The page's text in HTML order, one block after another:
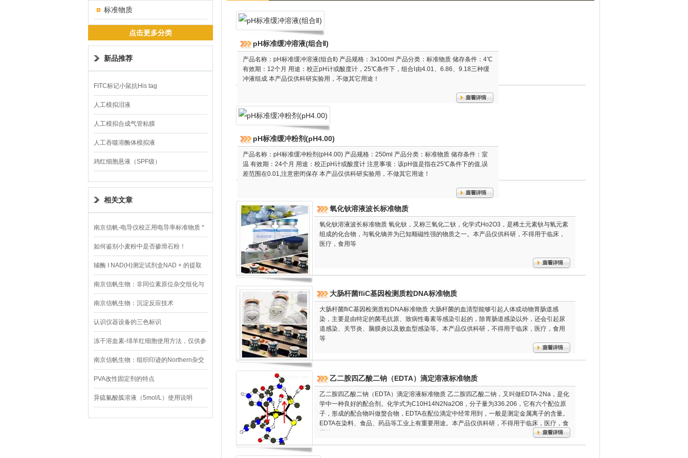
标准物质
点击更多分类
新品推荐
FITC标记小鼠抗His tag
人工模拟泪液
人工模拟合成气管粘膜
人工吞噬溶酶体模拟液
鸡红细胞悬液（SPF级）
相关文章
南京信帆-电导仪校正用电导率标准物质 *
如何鉴别小麦粉中是否掺滑石粉！
辅酶 I NAD(H)测定试剂盒NAD + 的提取
南京信帆生物：非同位素原位杂交组化与
免疫组化联合法实验步骤
南京信帆生物：沉淀反应技术
认识仪器设备的三色标识
冻干溶血素-绵羊红细胞使用方法，仅供参
考
南京信帆生物：组织印迹的Northern杂交
PVA改性固定剂的特点
异硫氰酸胍溶液（5mol/L）使用说明
pH标准缓冲溶液(组合Ⅱ)
产品名称：pH标准缓冲溶液(组合Ⅱ) 产品规格：3x100ml 产品分类：标准物质 储存条件：4℃
有效期：12个月 用途：校正pH计或酸度计，25℃条件下，组合Ⅰ由4.01、6.86、9.18三种缓
冲液组成 本产品仅供科研实验用，不做其它用途！
pH标准缓冲粉剂(pH4.00)
产品名称：pH标准缓冲粉剂(pH4.00) 产品规格：250ml 产品分类：标准物质 储存条件：室
温 有效期：24个月 用途：校正pH计或酸度计 注意事项：该pH值是指在25℃条件下的值,误
差范围在0.01,注意密闭保存 本产品仅供科研实验用，不做其它用途！
氧化钬溶液波长标准物质
氧化钬溶液波长标准物质 氧化钬，又称三氧化二钬，化学式Ho2O3，是稀土元素钬与氧元素
组成的化合物，与氧化镝并为已知顺磁性强的物质之一。本产品仅供科研，不得用于临床，
医疗，食用等
大肠杆菌fliC基因检测质粒DNA标准物质
大肠杆菌fliC基因检测质粒DNA标准物质 大肠杆菌的血清型能够引起人体或动物胃肠道感
染，主要是由特定的菌毛抗原、致病性毒素等感染引起的，除胃肠道感染以外，还会引起尿
道感染、关节炎、脑膜炎以及败血型感染等。本产品仅供科研，不得用于临床，医疗，食用
等
乙二胺四乙酸二钠（EDTA）滴定溶液标准物质
乙二胺四乙酸二钠（EDTA）滴定溶液标准物质 乙二胺四乙酸二钠，又叫做EDTA-2Na，是化
学中一种良好的配合剂。化学式为C10H14N2Na2O8，分子量为336.206，它有六个配位原
子，形成的配合物叫做螯合物，EDTA在配位滴定中经常用到，一般是测定金属离子的含量。
EDTA在染料、食品、药品等工业上有重要用途。本产品仅供科研，不得用于临床，医疗，食